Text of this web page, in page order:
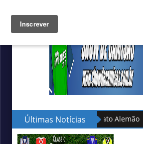
Últimas Notícias
turca no Campeonato Alemão